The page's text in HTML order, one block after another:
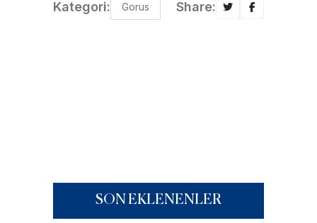
Kategori: Gorus Share:
SON EKLENENLER